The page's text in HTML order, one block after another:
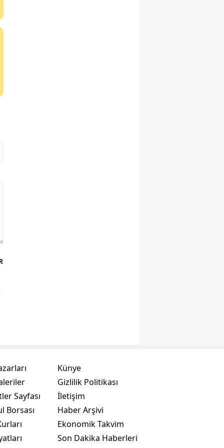
Sayfası
Borsası
Künye
Gizlilik Politikası
İletişim
Haber Arşivi
Ekonomik Takvim
Son Dakika Haberleri